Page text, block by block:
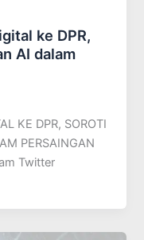
ke DPR,
AI dalam
KE DPR, SOROTI
PERSAINGAN
Twitter